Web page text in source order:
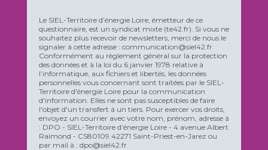
Le SIEL-Territoire d’énergie Loire, émetteur de ce
questionnaire, est un syndicat mixte (te42.fr). Si vous ne
souhaitez plus recevoir de newsletters, merci de nous le
signaler à cette adresse : communication@siel42.fr
Conformément au règlement général sur la protection
des données et à la loi du 6 janvier 1978 relative à
l’informatique, aux fichiers et libertés, les données
personnelles vous concernant sont traitées par le SIEL-
Territoire d'énergie Loire pour la communication
d'information. Elles ne sont pas susceptibles de faire
l'objet d'un transfert à un tiers. Pour exercer vos droits,
envoyez un courrier avec votre nom, prénom, adresse à
: DPO - SIEL-Territoire d’énergie Loire - 4 avenue Albert
Raimond - CS80109 42271 Saint-Priest-en-Jarez ou
par mail à : dpo@siel42.fr